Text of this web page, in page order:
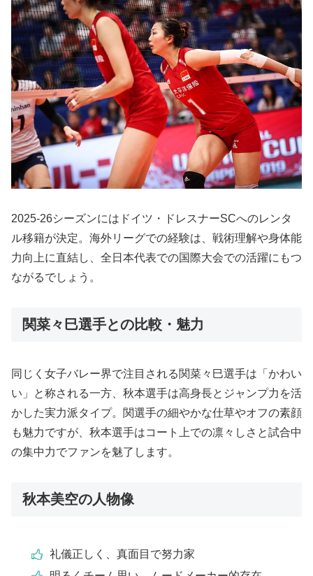
2025-26シーズンにはドイツ・ドレスナーSCへのレンタ
ル移籍が決定。海外リーグでの経験は、戦術理解や身体能
力向上に直結し、全日本代表での国際大会での活躍にもつ
ながるでしょう。
関菜々巳選手との比較・魅力
同じく女子バレー界で注目される関菜々巳選手は「かわい
い」と称される一方、秋本選手は高身長とジャンプ力を活
かした実力派タイプ。関選手の細やかな仕草やオフの素顔
も魅力ですが、秋本選手はコート上での凛々しさと試合中
の集中力でファンを魅了します。
秋本美空の人物像
礼儀正しく、真面目で努力家